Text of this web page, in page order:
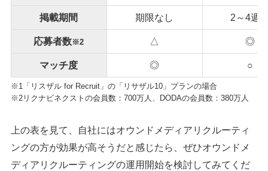
掲載期間 期限なし 2～4週
応募者数※2 △ ◎
マッチ度 ◎ ○
※1「リスザル for Recruit」の「リサザル10」プランの場合
※2リクナビネクストの会員数：700万人、DODAの会員数：380万人
上の表を見て、自社にはオウンドメディアリクルーティ
ングの方が効果が高そうだと感じたら、ぜひオウンドメ
ディアリクルーティングの運用開始を検討してみてくだ